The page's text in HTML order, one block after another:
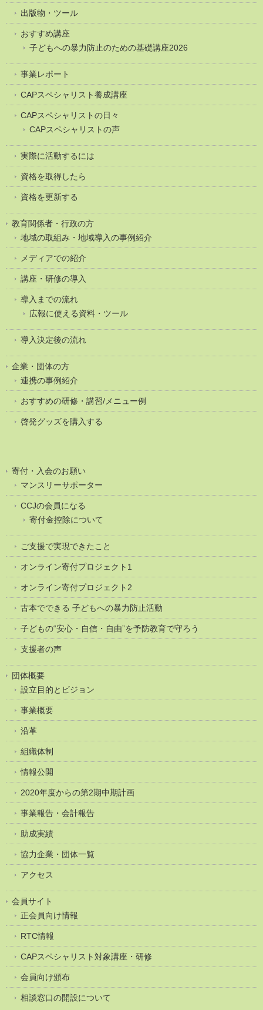
出版物・ツール
おすすめ講座
子どもへの暴力防止のための基礎講座2026
事業レポート
CAPスペシャリスト養成講座
CAPスペシャリストの日々
CAPスペシャリストの声
実際に活動するには
資格を取得したら
資格を更新する
教育関係者・行政の方
地域の取組み・地域導入の事例紹介
メディアでの紹介
講座・研修の導入
導入までの流れ
広報に使える資料・ツール
導入決定後の流れ
企業・団体の方
連携の事例紹介
おすすめの研修・講習/メニュー例
啓発グッズを購入する
寄付・入会のお願い
マンスリーサポーター
CCJの会員になる
寄付金控除について
ご支援で実現できたこと
オンライン寄付プロジェクト1
オンライン寄付プロジェクト2
古本でできる 子どもへの暴力防止活動
子どもの“安心・自信・自由”を予防教育で守ろう
支援者の声
団体概要
設立目的とビジョン
事業概要
沿革
組織体制
情報公開
2020年度からの第2期中期計画
事業報告・会計報告
助成実績
協力企業・団体一覧
アクセス
会員サイト
正会員向け情報
RTC情報
CAPスペシャリスト対象講座・研修
会員向け頒布
相談窓口の開設について